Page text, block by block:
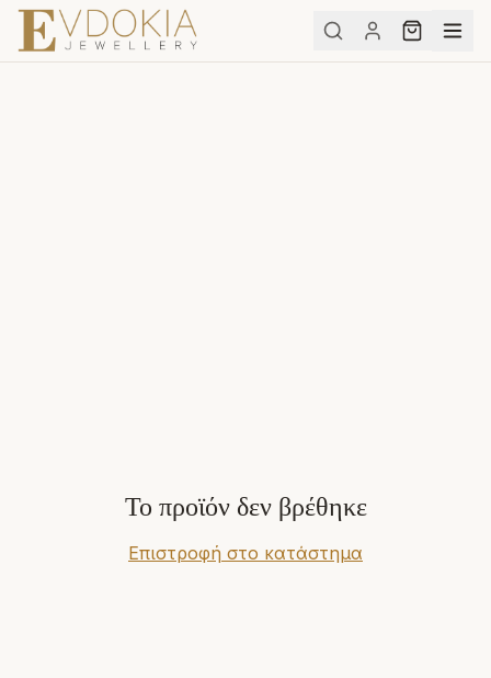
Το προϊόν δεν βρέθηκε
Επιστροφή στο κατάστημα